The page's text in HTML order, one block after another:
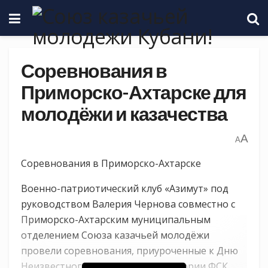
Соревнования в
Приморско-Ахтарске для
молодёжи и казачества
AA
Соревнования в Приморско-Ахтарске
Военно-патриотический клуб «Азимут» под
руководством Валерия Чернова совместно с
Приморско-Ахтарским муниципальным
отделением Союза казачьей молодёжи
провели соревнования, приуроченные к Дню